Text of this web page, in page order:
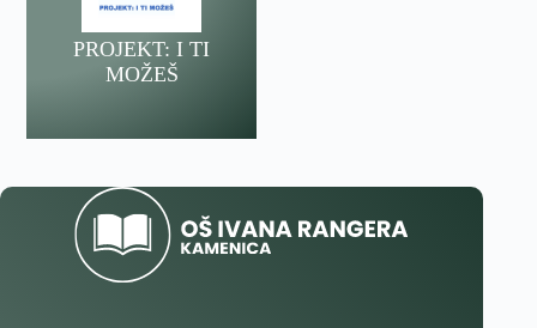
PROJEKT: I TI
MOŽEŠ